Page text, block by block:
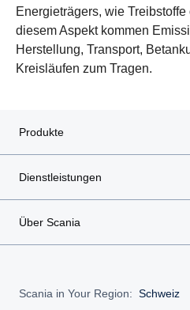
Energieträgers, wie
diesem Aspekt kommen
Herstellung, Transport,
Kreisläufen zum Tragen.
Produkte
Dienstleistungen
Über Scania
Scania in Your Region: Schweiz